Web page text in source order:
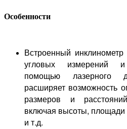
Особенности
Встроенный
угловых измерений
помощью лазерного
расширяет возможность
размеров и
включая высоты, площади
и т.д.